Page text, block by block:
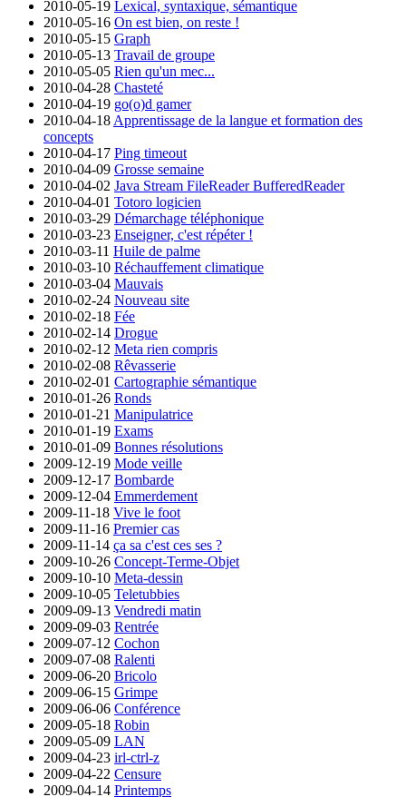
2010-05-19 Lexical, syntaxique, sémantique
2010-05-16 On est bien, on reste !
2010-05-15 Graph
2010-05-13 Travail de groupe
2010-05-05 Rien qu'un mec...
2010-04-28 Chasteté
2010-04-19 go(o)d gamer
2010-04-18 Apprentissage de la langue et formation des
concepts
2010-04-17 Ping timeout
2010-04-09 Grosse semaine
2010-04-02 Java Stream FileReader BufferedReader
2010-04-01 Totoro logicien
2010-03-29 Démarchage téléphonique
2010-03-23 Enseigner, c'est répéter !
2010-03-11 Huile de palme
2010-03-10 Réchauffement climatique
2010-03-04 Mauvais
2010-02-24 Nouveau site
2010-02-18 Fée
2010-02-14 Drogue
2010-02-12 Meta rien compris
2010-02-08 Rêvasserie
2010-02-01 Cartographie sémantique
2010-01-26 Ronds
2010-01-21 Manipulatrice
2010-01-19 Exams
2010-01-09 Bonnes résolutions
2009-12-19 Mode veille
2009-12-17 Bombarde
2009-12-04 Emmerdement
2009-11-18 Vive le foot
2009-11-16 Premier cas
2009-11-14 ça sa c'est ces ses ?
2009-10-26 Concept-Terme-Objet
2009-10-10 Meta-dessin
2009-10-05 Teletubbies
2009-09-13 Vendredi matin
2009-09-03 Rentrée
2009-07-12 Cochon
2009-07-08 Ralenti
2009-06-20 Bricolo
2009-06-15 Grimpe
2009-06-06 Conférence
2009-05-18 Robin
2009-05-09 LAN
2009-04-23 irl-ctrl-z
2009-04-22 Censure
2009-04-14 Printemps